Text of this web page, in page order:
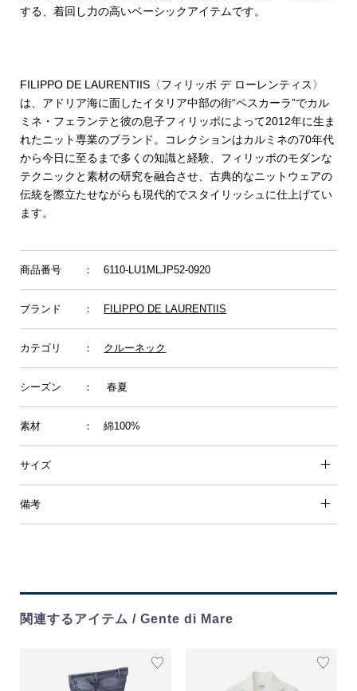
する、着回し力の高いベーシックアイテムです。
FILIPPO DE LAURENTIIS〈フィリッポ デ ローレンティス〉
は、アドリア海に面したイタリア中部の街“ペスカーラ”でカル
ミネ・フェランテと彼の息子フィリッポによって2012年に生ま
れたニット専業のブランド。コレクションはカルミネの70年代
から今日に至るまで多くの知識と経験、フィリッポのモダンな
テクニックと素材の研究を融合させ、古典的なニットウェアの
伝統を際立たせながらも現代的でスタイリッシュに仕上げてい
ます。
商品番号 ： 6110-LU1MLJP52-0920
ブランド ： FILIPPO DE LAURENTIIS
カテゴリ ： クルーネック
シーズン ： 春夏
素材 ： 綿100%
サイズ
備考
関連するアイテム / Gente di Mare